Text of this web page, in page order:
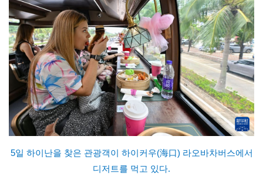
5일 하이난을 찾은 관광객이 하이커우(海口) 라오바차버스에서
디저트를 먹고 있다.